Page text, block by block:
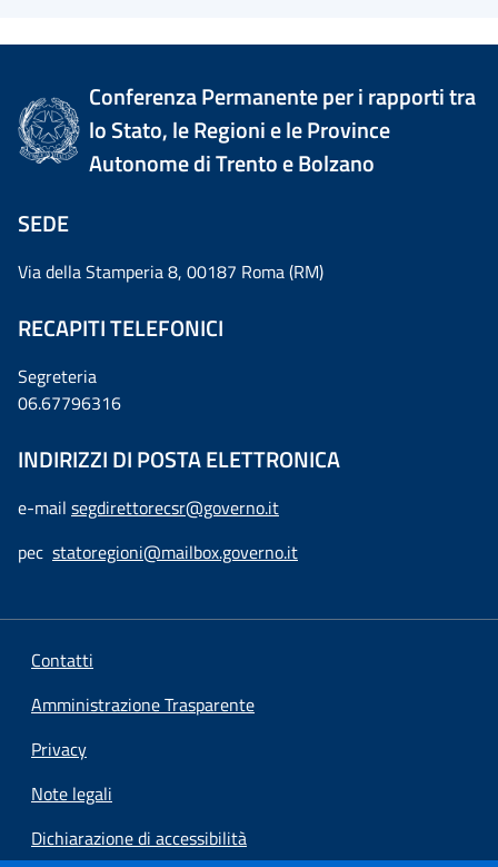
Conferenza Permanente per i rapporti tra
lo Stato, le Regioni e le Province
Autonome di Trento e Bolzano
SEDE
Via della Stamperia 8, 00187 Roma (RM)
RECAPITI TELEFONICI
Segreteria
06.67796316
INDIRIZZI DI POSTA ELETTRONICA
e-mail segdirettorecsr@governo.it
pec statoregioni@mailbox.governo.it
Contatti
Amministrazione Trasparente
Privacy
Note legali
Dichiarazione di accessibilità